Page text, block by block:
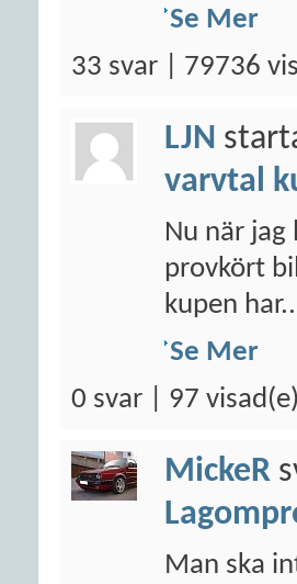
Se Mer
33 svar | 79736
LJN
varvtal
Nu när
provkört
kupen
Se Mer
0 svar | 97 visad(e)
MickeR
Man ska